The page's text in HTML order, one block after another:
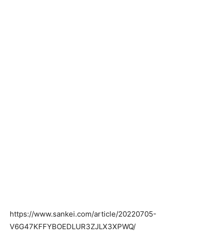
https://www.sankei.com/article/20220705-
V6G47KFFYBOEDLUR3ZJLX3XPWQ/